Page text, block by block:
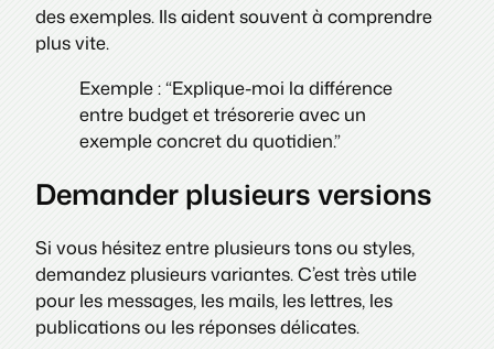
des exemples. Ils aident souvent à comprendre
plus vite.
Exemple : “Explique-moi la différence
entre budget et trésorerie avec un
exemple concret du quotidien.”
Demander plusieurs versions
Si vous hésitez entre plusieurs tons ou styles,
demandez plusieurs variantes. C’est très utile
pour les messages, les mails, les lettres, les
publications ou les réponses délicates.